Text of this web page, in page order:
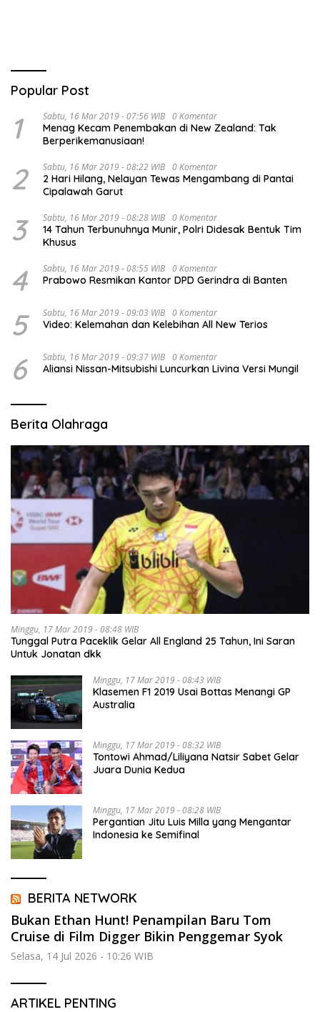
Popular Post
1 Sabtu, 16 Mar 2019 - 07:56 WIB 0 Komentar
Menag Kecam Penembakan di New Zealand: Tak
Berperikemanusiaan!
2 Sabtu, 16 Mar 2019 - 08:22 WIB 0 Komentar
2 Hari Hilang, Nelayan Tewas Mengambang di Pantai
Cipalawah Garut
3 Sabtu, 16 Mar 2019 - 08:28 WIB 0 Komentar
14 Tahun Terbunuhnya Munir, Polri Didesak Bentuk Tim
Khusus
4 Sabtu, 16 Mar 2019 - 08:55 WIB 0 Komentar
Prabowo Resmikan Kantor DPD Gerindra di Banten
5 Sabtu, 16 Mar 2019 - 09:03 WIB 0 Komentar
Video: Kelemahan dan Kelebihan All New Terios
6 Sabtu, 16 Mar 2019 - 09:37 WIB 0 Komentar
Aliansi Nissan-Mitsubishi Luncurkan Livina Versi Mungil
Berita Olahraga
Minggu, 17 Mar 2019 - 08:48 WIB
Tunggal Putra Paceklik Gelar All England 25 Tahun, Ini Saran
Untuk Jonatan dkk
Minggu, 17 Mar 2019 - 08:43 WIB
Klasemen F1 2019 Usai Bottas Menangi GP
Australia
Minggu, 17 Mar 2019 - 08:32 WIB
Tontowi Ahmad/Liliyana Natsir Sabet Gelar
Juara Dunia Kedua
Minggu, 17 Mar 2019 - 08:28 WIB
Pergantian Jitu Luis Milla yang Mengantar
Indonesia ke Semifinal
BERITA NETWORK
Bukan Ethan Hunt! Penampilan Baru Tom
Cruise di Film Digger Bikin Penggemar Syok
Selasa, 14 Jul 2026 - 10:26 WIB
ARTIKEL PENTING